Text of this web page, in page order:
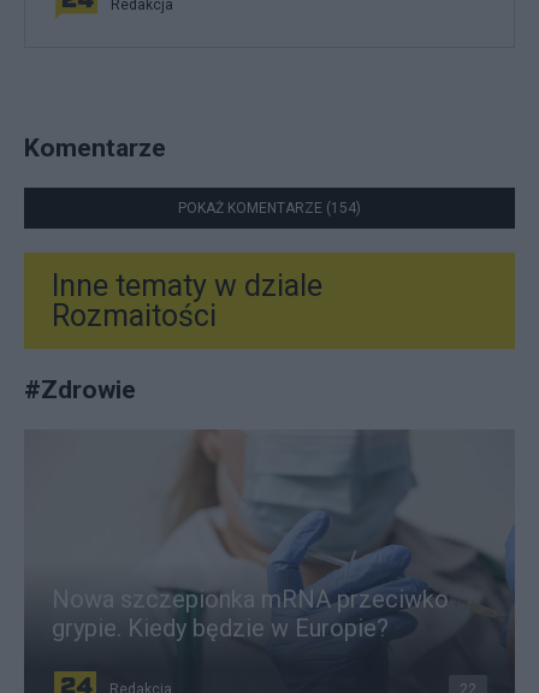
Redakcja
Komentarze
POKAŻ KOMENTARZE (154)
Inne tematy w dziale
Rozmaitości
#Zdrowie
Nowa szczepionka mRNA przeciwko
grypie. Kiedy będzie w Europie?
Redakcja 22